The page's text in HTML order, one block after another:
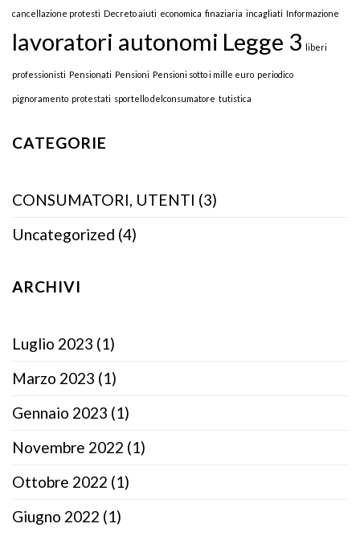
cancellazione protesti Decreto aiuti economica finaziaria incagliati Informazione
lavoratori autonomi Legge 3 liberi
professionisti Pensionati Pensioni Pensioni sotto i mille euro periodico
pignoramento protestati sportello delconsumatore tutistica
CATEGORIE
CONSUMATORI, UTENTI (3)
Uncategorized (4)
ARCHIVI
Luglio 2023 (1)
Marzo 2023 (1)
Gennaio 2023 (1)
Novembre 2022 (1)
Ottobre 2022 (1)
Giugno 2022 (1)